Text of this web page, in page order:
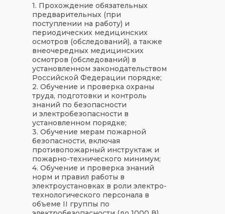
1. Прохождение обязательных
предварительных (при
поступлении на работу) и
периодических медицинских
осмотров (обследований), а также
внеочередных медицинских
осмотров (обследований) в
установленном законодательством
Российской Федерации порядке;
2. Обучение и проверка охраны
труда, подготовки и контроль
знаний по безопасности
и электробезопасности в
установленном порядке;
3. Обучение мерам пожарной
безопасности, включая
противопожарный инструктаж и
пожарно-технического минимум;
4. Обучение и проверка знаний
норм и правил работы в
электроустановках в роли электро-
технологического персонала в
объеме II группы по